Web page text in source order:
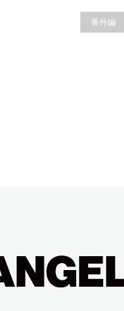
番外編